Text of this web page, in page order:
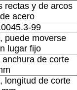
rectas y de arcos
acero
99
puede moverse
lugar fijo
de corte
longitud de corte